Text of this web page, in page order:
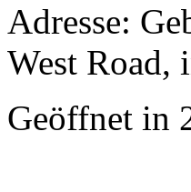
Adresse:
West Road,
Geöffnet in